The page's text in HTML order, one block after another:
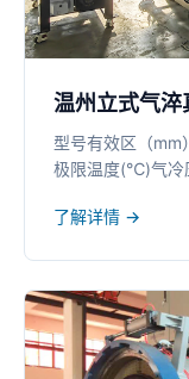
温州立式气淬
型号有效区（
极限温度(℃)气
了解详情 →